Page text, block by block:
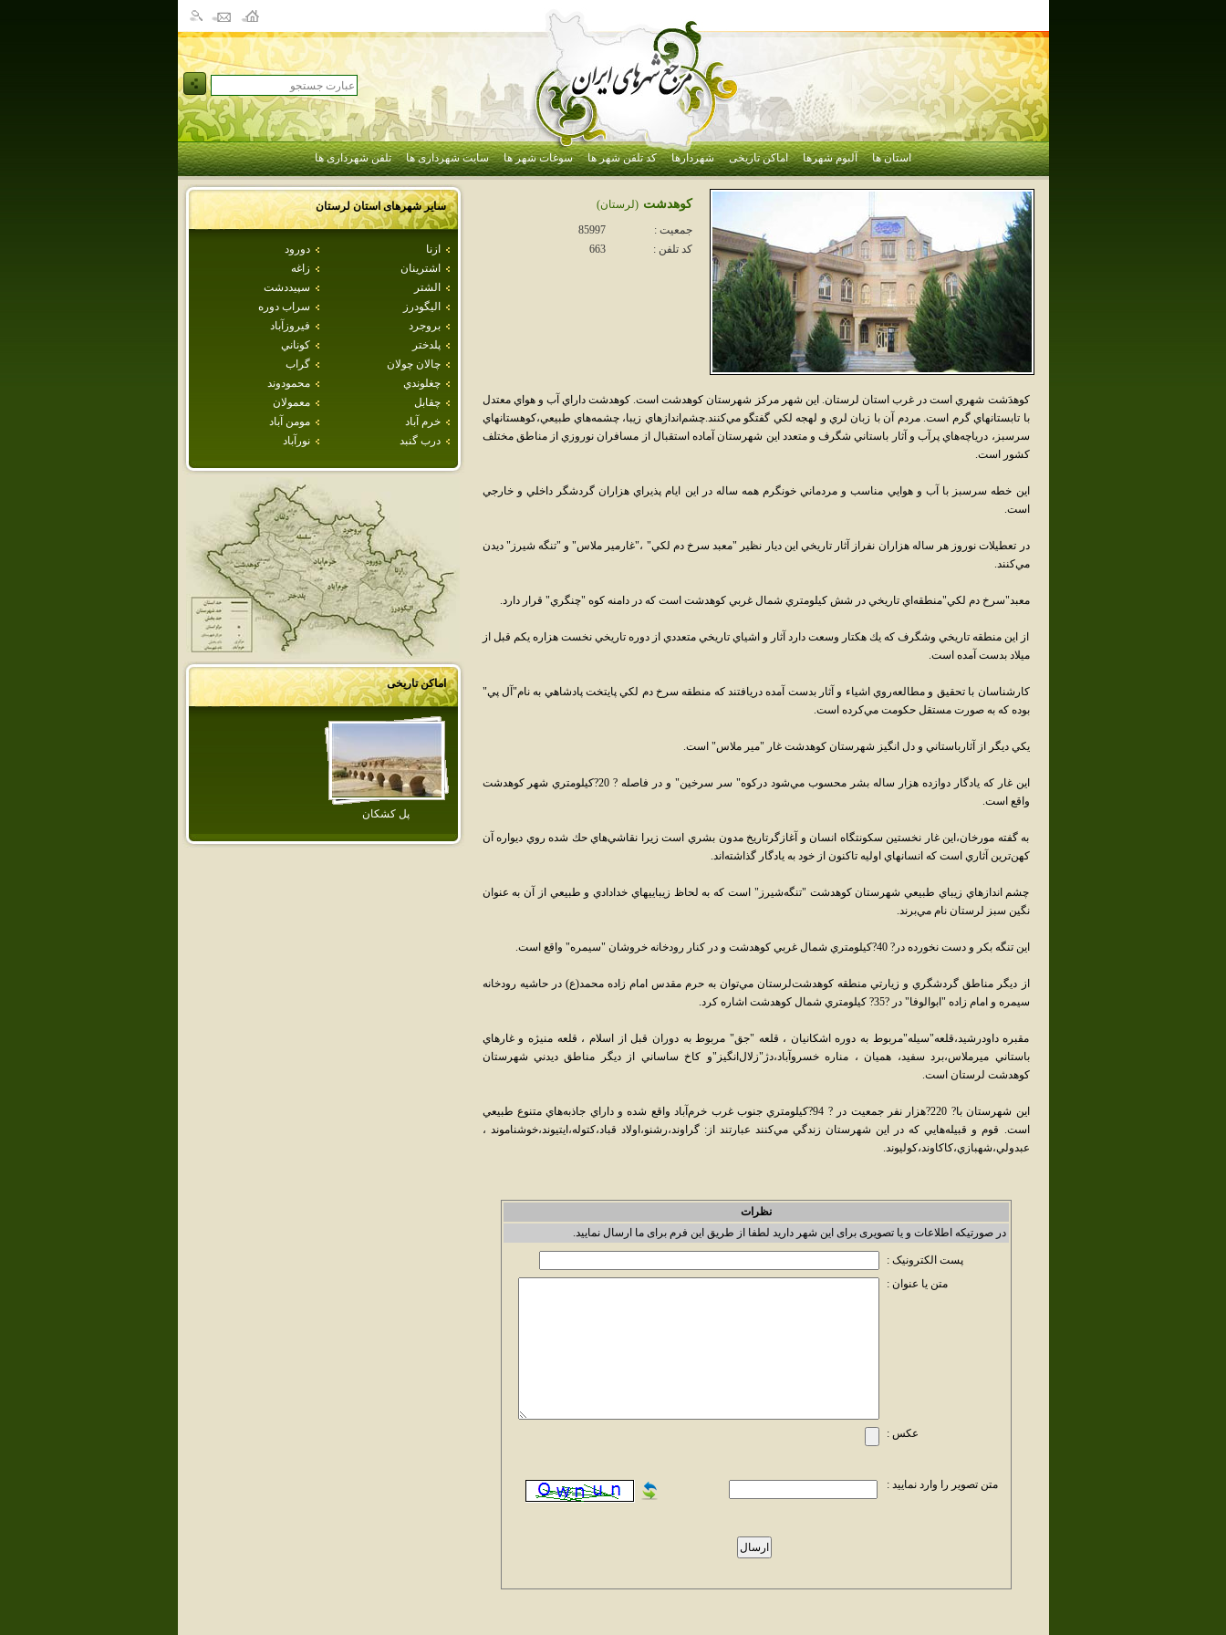
استان ها آلبوم شهرها اماکن تاریخی شهردارها کد تلفن شهر ها سوغات شهر ها سایت شهرداری ها تلفن شهرداری ها
سایر شهرهای استانلرستان
ازنا
دورود
اشترينان
زاغه
الشتر
سپيددشت
اليگودرز
سراب دوره
بروجرد
فيروزآباد
پلدختر
كوناني
چالان چولان
گراب
چغلوندي
محمودوند
چقابل
معمولان
خرم آباد
مومن آباد
درب گنبد
نورآباد
اماکن تاریخی
پل كشكان
كوهدشت (لرستان)
جمعیت :
85997
کد تلفن :
663
کوهدَشت شهري است در غرب استان لرستان. اين شهر مرکز شهرستان کوهدشت است. کوهدشت داراي آب و هواي معتدل
با تابستانهاي گرم است. مردم آن با زبان لري و لهجه لکي گفتگو مي‌کنند.چشم‌اندازهاي زيبا، چشمه‌هاي طبيعي،كوهستانهاي
سرسبز، درياچه‌هاي پرآب و آثار باستاني شگرف و متعدد اين شهرستان آماده استقبال از مسافران نوروزي از مناطق مختلف
كشور است.
اين خطه سرسبز با آب و هوايي مناسب و مردماني خونگرم همه ساله در اين ايام پذيراي هزاران گردشگر داخلي و خارجي
است.
در تعطيلات نوروز هر ساله هزاران نفراز آثار تاريخي اين ديار نظير "معبد سرخ دم لكي" ،"غارمير ملاس" و "تنگه شيرز" ديدن
مي‌كنند.
معبد"سرخ دم لكي"منطقه‌اي تاريخي در شش كيلومتري شمال غربي كوهدشت است كه در دامنه كوه "چنگري" قرار دارد.
از اين منطقه تاريخي وشگرف كه يك هكتار وسعت دارد آثار و اشياي تاريخي متعددي از دوره تاريخي نخست هزاره يكم قبل از
ميلاد بدست آمده است.
كارشناسان با تحقيق و مطالعه‌روي اشياء و آثار بدست آمده دريافتند كه منطقه سرخ دم لكي پايتخت پادشاهي به نام"آل پي"
بوده كه به صورت مستقل حكومت مي‌كرده است.
يكي ديگر از آثارباستاني و دل انگيز شهرستان كوهدشت غار "مير ملاس" است.
اين غار كه يادگار دوازده هزار ساله بشر محسوب مي‌شود دركوه" سر سرخين" و در فاصله ? 20?كيلومتري شهر كوهدشت
واقع است.
به گفته مورخان،اين غار نخستين سكونتگاه انسان و آغازگرتاريخ مدون بشري است زيرا نقاشي‌هاي حك شده روي ديواره آن
كهن‌ترين آثاري است كه انسانهاي اوليه تاكنون از خود به يادگار گذاشته‌اند.
چشم اندازهاي زيباي طبيعي شهرستان كوهدشت "تنگه‌شيرز" است كه به لحاظ زيباييهاي خدادادي و طبيعي از آن به عنوان
نگين سبز لرستان نام مي‌برند.
اين تنگه بكر و دست نخورده در? 40?كيلومتري شمال غربي كوهدشت و در كنار رودخانه خروشان "سيمره" واقع است.
از ديگر مناطق گردشگري و زيارتي منطقه كوهدشت‌لرستان مي‌توان به حرم مقدس امام زاده محمد(ع) در حاشيه رودخانه
سيمره و امام زاده "ابوالوفا" در ?35? كيلومتري شمال كوهدشت اشاره كرد.
مقبره داودرشيد،قلعه"سيله"مربوط به دوره اشكانيان ، قلعه "جق" مربوط به دوران قبل از اسلام ، قلعه منيژه و غارهاي
باستاني ميرملاس،برد سفيد، هميان ، مناره خسروآباد،دژ"زلال‌انگيز"و كاخ ساساني از ديگر مناطق ديدني شهرستان
كوهدشت لرستان است.
اين شهرستان با? 220?هزار نفر جمعيت در ? 94?كيلومتري جنوب غرب خرم‌آباد واقع شده و داراي جاذبه‌هاي متنوع طبيعي
است. قوم و قبيله‌هايي که در اين شهرستان زندگي مي‌کنند عبارتند از: گراوند،رشنو،اولاد قباد،کتوله،ايتيوند،خوشناموند ،
عبدولي،شهبازي،کاکاوند،کوليوند.
نظرات
در صورتیکه اطلاعات و یا تصویری برای این شهر دارید لطفا از طریق این فرم برای ما ارسال نمایید.
پست الکترونیک :
متن یا عنوان :
عکس :
متن تصویر را وارد نمایید :